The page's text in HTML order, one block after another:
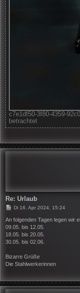
c7e1df50-3f80-4359-
betrachtet
Re: Urlaub
B
t
r
a
g
Di 16. Apr 2024, 15:24
An folgenden Tagen legen wir
09.05. bis 12.05.
18.05. bis 20.05.
30.05. bis 02.06.
Bizarre Grüße
Die Stahlwerkerinnen